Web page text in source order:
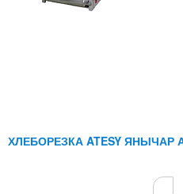
ХЛЕБОРЕЗКА ATESY ЯНЫЧАР